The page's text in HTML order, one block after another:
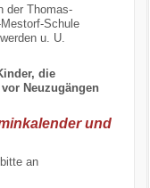
der Thomas-
Schule
u. U.
die
Neuzugängen
und
an